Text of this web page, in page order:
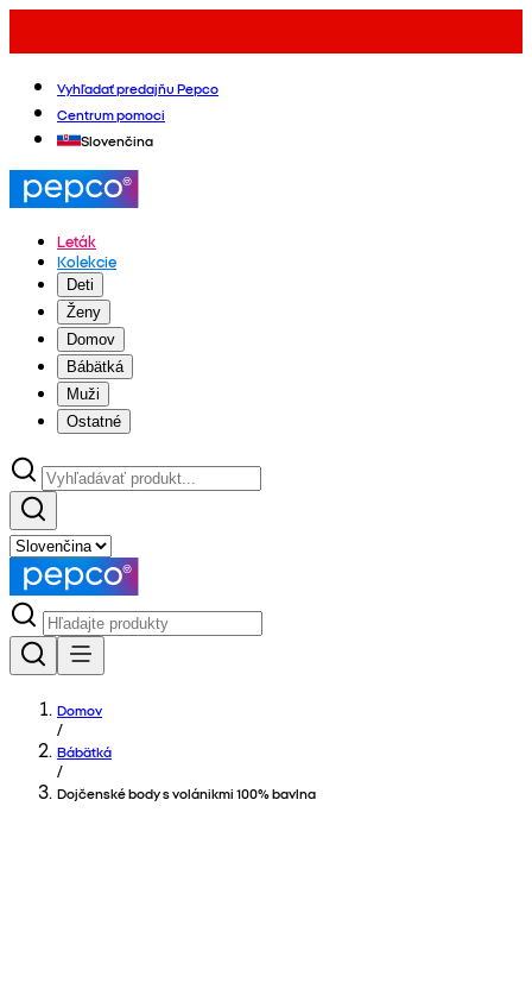
Vyhľadať predajňu Pepco
Centrum pomoci
Slovenčina
Leták
Kolekcie
Deti
Ženy
Domov
Bábätká
Muži
Ostatné
Domov
/
Bábätká
/
Dojčenské body s volánikmi 100% bavlna